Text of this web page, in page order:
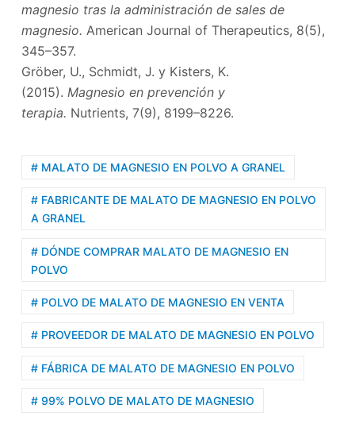
magnesio tras la administración de sales de
magnesio. American Journal of Therapeutics, 8(5),
345–357.
Gröber, U., Schmidt, J. y Kisters, K.
(2015). Magnesio en prevención y
terapia. Nutrients, 7(9), 8199–8226.
# MALATO DE MAGNESIO EN POLVO A GRANEL
# FABRICANTE DE MALATO DE MAGNESIO EN POLVO
A GRANEL
# DÓNDE COMPRAR MALATO DE MAGNESIO EN
POLVO
# POLVO DE MALATO DE MAGNESIO EN VENTA
# PROVEEDOR DE MALATO DE MAGNESIO EN POLVO
# FÁBRICA DE MALATO DE MAGNESIO EN POLVO
# 99% POLVO DE MALATO DE MAGNESIO